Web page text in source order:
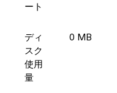
ート
ディ
スク
使用
量
0 MB